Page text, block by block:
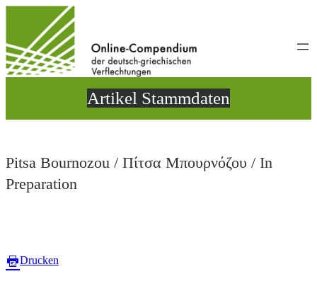
wechseln
Artikel Stammdaten
Pitsa Bournozou / Πίτσα Μπουρνόζου / In
Preparation
Drucken